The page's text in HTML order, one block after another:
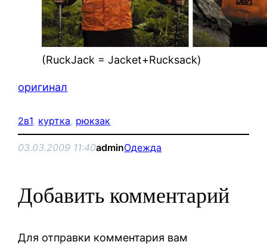
(RuckJack = Jacket+Rucksack)
оригинал
2в1, куртка, рюкзак
03.03.2009 11:40adminОдежда
Добавить комментарий
Для отправки комментария вам